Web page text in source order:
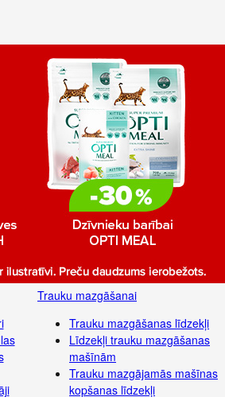
Trauku mazgāšanai
Trauku mazgāšanas līdzekļi
Līdzekļi trauku mazgāšanas
mašīnām
Trauku mazgājamās mašīnas
kopšanas līdzekļi